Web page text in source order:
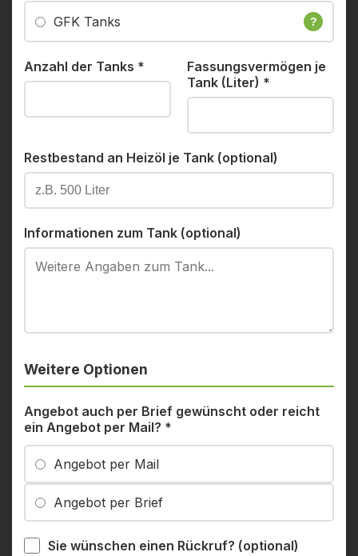
GFK Tanks ?
Anzahl der Tanks *
Fassungsvermögen je
Tank (Liter) *
Restbestand an Heizöl je Tank (optional)
Informationen zum Tank (optional)
Weitere Optionen
Angebot auch per Brief gewünscht oder reicht
ein Angebot per Mail? *
Angebot per Mail
Angebot per Brief
Sie wünschen einen Rückruf? (optional)